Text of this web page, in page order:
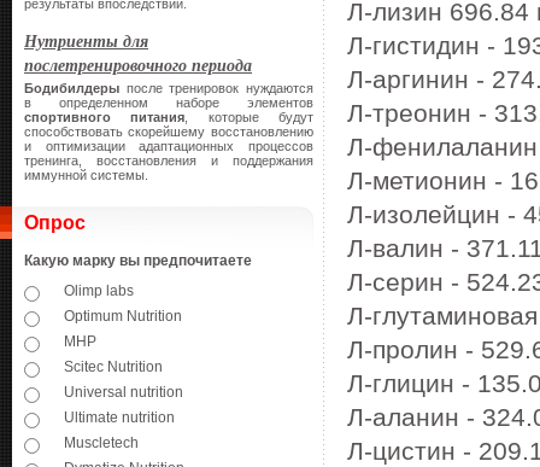
результаты впоследствии.
Нутриенты для
послетренировочного периода
Бодибилдеры после тренировок нуждаются
в определенном наборе элементов
спортивного питания , которые будут
способствовать скорейшему восстановлению
и оптимизации адаптационных процессов
тренинга, восстановления и поддержания
иммунной системы.
Опрос
Какую марку вы предпочитаете
Olimp labs
Optimum Nutrition
MHP
Scitec Nutrition
Universal nutrition
Ultimate nutrition
Muscletech
Л-лизин 696.84
Л-гистидин -
Л-аргинин -
Л-треонин -
Л-
Л-метионин -
Л-изолейцин -
Л-валин -
Л-серин -
Л-
Л-пролин -
Л-глицин -
Л-аланин -
Л-цистин -